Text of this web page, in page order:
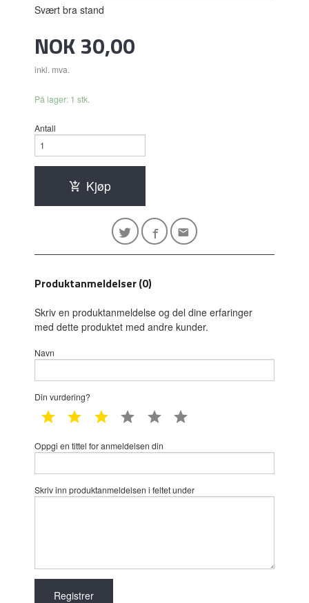
Svært bra stand
Pris
NOK30,00
inkl. mva.
På lager: 1 stk.
Antall
Kjøp
Produktanmeldelser (0)
Skriv en produktanmeldelse og del dine erfaringer
med dette produktet med andre kunder.
Navn
Din vurdering?
1 star 2 star 3 star 4 star 5 star
Oppgi en tittel for anmeldelsen din
Skriv inn produktanmeldelsen i feltet under